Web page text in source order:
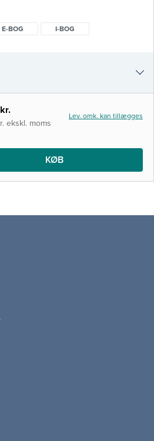
som deltager i kurset i
for One Health. Bogen består af to
E-BOG I-BOG
ekskl. moms
Lev. omk. kan tillægges
KØB